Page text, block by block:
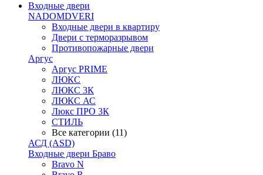
Входные двери
NADOMDVERI
Входные двери в квартиру
Двери с терморазрывом
Противопожарные двери
Аргус
Аргус PRIME
ЛЮКС
ЛЮКС 3К
ЛЮКС АС
Люкс ПРО 3К
СТИЛЬ
Все категории (11)
АСД (ASD)
Входные двери Браво
Bravo N